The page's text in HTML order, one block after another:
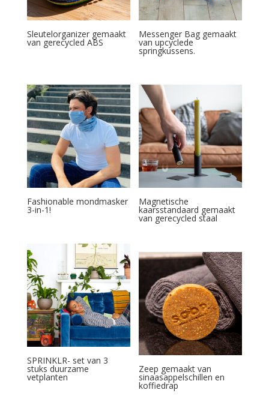
Sleutelorganizer gemaakt
van gerecycled ABS
Messenger Bag gemaakt
van upcyclede
springkussens.
Fashionable mondmasker
3-in-1!
Magnetische
kaarsstandaard gemaakt
van gerecycled staal
SPRINKLR- set van 3
stuks duurzame
vetplanten
Zeep gemaakt van
sinaasappelschillen en
koffiedrap